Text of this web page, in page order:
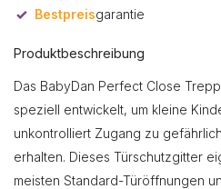
Bestpreisgarantie
Produktbeschreibung
Das BabyDan Perfect Close
speziell entwickelt, um kleine
unkontrolliert Zugang zu
erhalten. Dieses Türschutzgitter
meisten Standard-Türöffnungen